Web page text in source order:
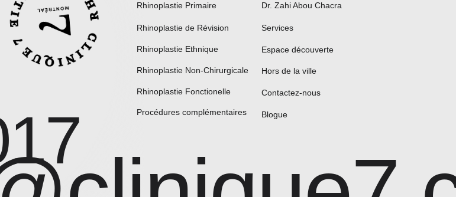
Dr. Zahi Abou Chacra
Services
Espace découverte
Hors de la ville
Contactez-nous
Blogue
Rhinoplastie Primaire
Rhinoplastie de Révision
Rhinoplastie Ethnique
Rhinoplastie Non-Chirurgicale
Rhinoplastie Fonctionelle
Procédures complémentaires